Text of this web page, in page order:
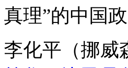
真理”的中国
李化平（挪威